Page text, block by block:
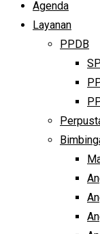
Agenda
Layanan
PPDB